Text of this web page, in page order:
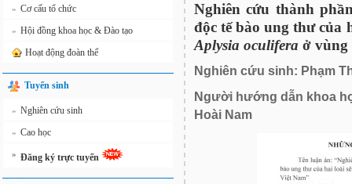
» Cơ cấu tổ chức
» Hội đồng khoa học & Đào tạo
Hoạt động đoàn thể
Tuyển sinh
» Nghiên cứu sinh
» Cao học
» Đăng ký trực tuyến
Nghiên cứu thành
độc tế bào ung thư của
Aplysia oculifera ở vùng
Nghiên cứu sinh: Phạm
Người hướng dẫn khoa
Hoài Nam